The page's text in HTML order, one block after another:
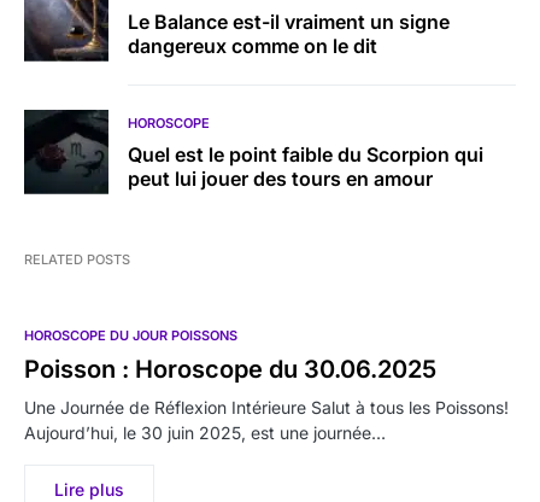
Le Balance est-il vraiment un signe
dangereux comme on le dit
HOROSCOPE
Quel est le point faible du Scorpion qui
peut lui jouer des tours en amour
RELATED POSTS
HOROSCOPE DU JOUR POISSONS
Poisson : Horoscope du 30.06.2025
Une Journée de Réflexion Intérieure Salut à tous les Poissons!
Aujourd’hui, le 30 juin 2025, est une journée…
Lire plus